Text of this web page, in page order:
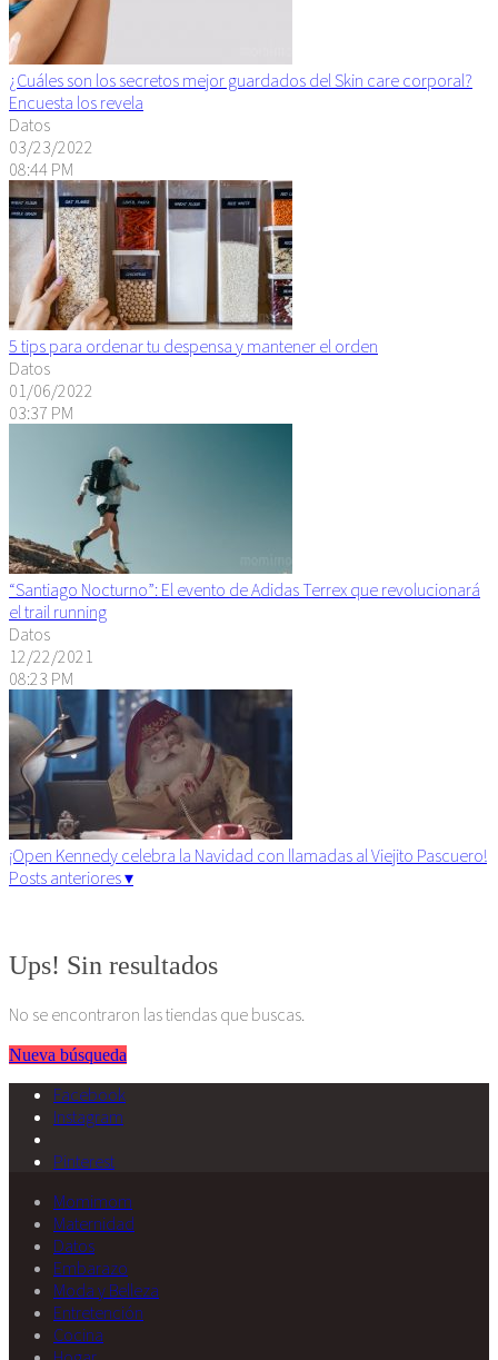
¿Cuáles son los secretos mejor guardados del Skin care corporal?
Encuesta los revela
Datos
03/23/2022
08:44 PM
5 tips para ordenar tu despensa y mantener el orden
Datos
01/06/2022
03:37 PM
“Santiago Nocturno”: El evento de Adidas Terrex que revolucionará
el trail running
Datos
12/22/2021
08:23 PM
¡Open Kennedy celebra la Navidad con llamadas al Viejito Pascuero!
Posts anteriores ▾
Ups! Sin resultados
No se encontraron las tiendas que buscas.
Nueva búsqueda
Facebook
Instagram
Pinterest
Momimom
Maternidad
Datos
Embarazo
Moda y Belleza
Entretención
Cocina